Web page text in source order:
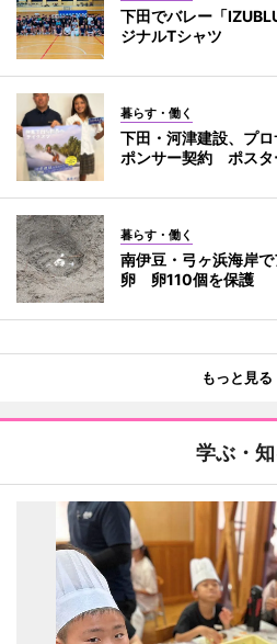
下田でバレー「
ジナルTシャツ
暮らす・働く
下田・河津建設、プ
ポンサー契約 ポスタ
暮らす・働く
南伊豆・弓ヶ浜海岸
卵 卵110個を保護
もっと見る
学ぶ・